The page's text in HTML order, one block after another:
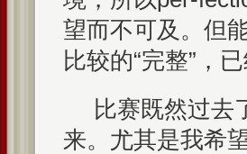
望而不可及。但
比较的“完整”，
比赛既然过去
来。尤其是我希